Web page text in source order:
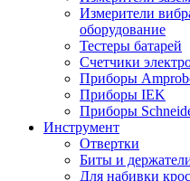
Измерители
оборудование
Тестеры батарей
Счетчики
Приборы
Приборы IEK
Приборы
Инструмент
Отвертки
Биты и
Для набивки